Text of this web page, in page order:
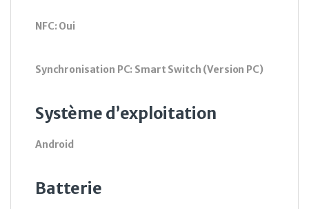
NFC: Oui
Synchronisation PC: Smart Switch (Version PC)
Système d’exploitation
Android
Batterie